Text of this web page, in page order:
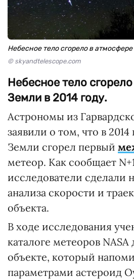
Небесное тело сгорело в
© skyandtelescope.com
Небесное тело
Земли в 2014 году.
Астрономы из
заявили о том, что в
Земли сгорел первый
метеор. Как сообщает
исследователи сделали
анализа скорости и
объекта.
В ходе исследования
каталоге метеоров
объекте, который
параметрами астероид